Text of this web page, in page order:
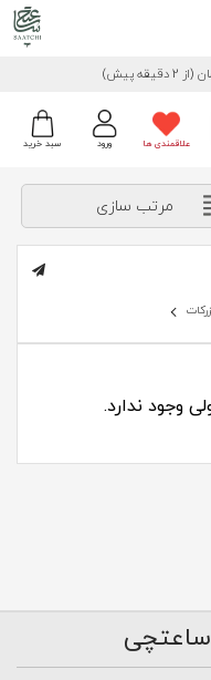
(از 2 دقیقه پیش)
سبد خرید ورود علاقمندی ها
مرتب سازی
وجود ندارد.
ساعتچی